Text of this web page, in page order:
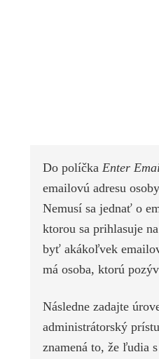
Do políčka Enter
emailovú adresu
Nemusí sa jednať o
ktorou sa prihlasuje
byť akákoľvek
má osoba, ktorú
Následne zadajte
administrátorský
znamená to, že ľudia